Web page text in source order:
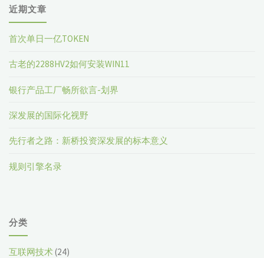
近期文章
首次单日一亿TOKEN
古老的2288HV2如何安装WIN11
银行产品工厂畅所欲言-划界
深发展的国际化视野
先行者之路：新桥投资深发展的标本意义
规则引擎名录
分类
互联网技术(24)